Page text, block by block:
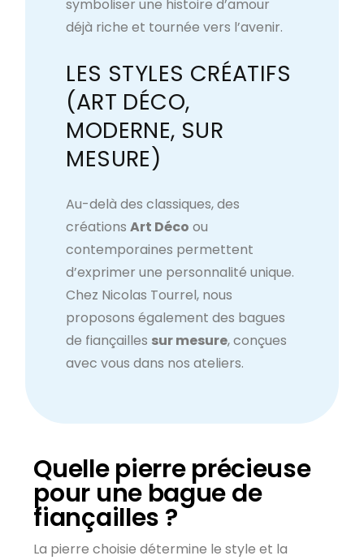
symboliser une histoire d’amour
déjà riche et tournée vers l’avenir.
LES STYLES CRÉATIFS
(ART DÉCO,
MODERNE, SUR
MESURE)
Au-delà des classiques, des
créationsArt Déco ou
contemporaines permettent
d’exprimer une personnalité unique.
Chez Nicolas Tourrel, nous
proposons également des bagues
de fiançailles sur mesure, conçues
avec vous dans nos ateliers.
Quelle pierre précieuse
pour une bague de
fiançailles ?
La pierre choisie détermine le style et la